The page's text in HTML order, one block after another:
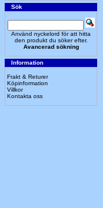
Sök
Använd nyckelord för att hitta
den produkt du söker efter.
Avancerad sökning
Information
Frakt & Returer
Köpinformation
Villkor
Kontakta oss